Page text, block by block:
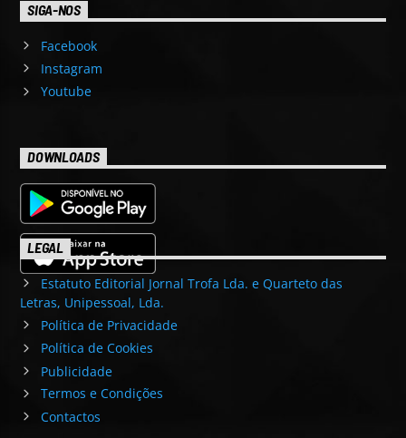
SIGA-NOS
Facebook
Instagram
Youtube
DOWNLOADS
LEGAL
Estatuto Editorial Jornal Trofa Lda. e Quarteto das
Letras, Unipessoal, Lda.
Política de Privacidade
Política de Cookies
Publicidade
Termos e Condições
Contactos